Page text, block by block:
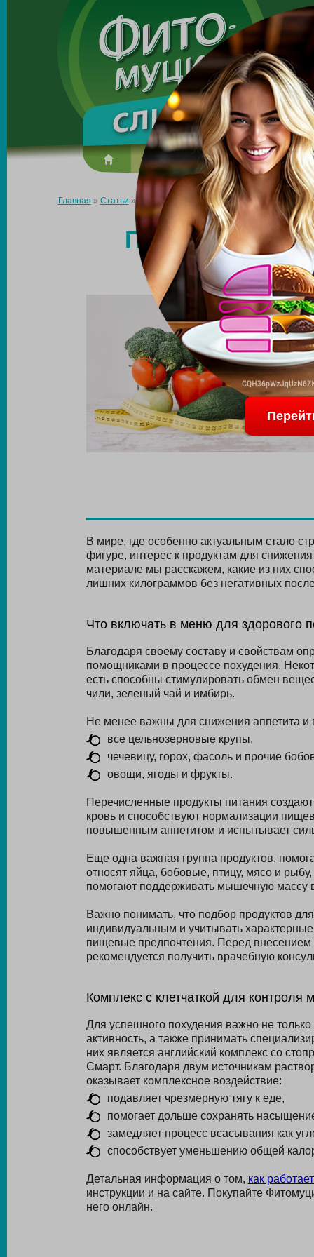
Made in the UK
О препарате Усиль эффект
Главная » Статьи »Продукты для снижения веса и аппетита
ПРОДУКТЫ
В мире, где особенно актуальным стало
фигуре, интерес к продуктам для
материале мы расскажем, какие из них
лишних килограммов без негативных
Что включать в меню для здорового
Благодаря своему составу и свойствам
помощниками в процессе похудения.
есть способны стимулировать обмен
чили, зеленый чай и имбирь.
Не менее важны для снижения аппетита и
все цельнозерновые крупы,
чечевицу, горох, фасоль и прочие
овощи, ягоды и фрукты.
Перечисленные продукты питания
кровь и способствуют нормализации
повышенным аппетитом и испытывает
Еще одна важная группа продуктов,
относят яйца, бобовые, птицу, мясо и
помогают поддерживать мышечную массу
Важно понимать, что подбор продуктов
индивидуальным и учитывать
пищевые предпочтения. Перед внесением
рекомендуется получить врачебную
Комплекс с клетчаткой для контроля
Для успешного похудения важно не
активность, а также принимать
них является английский комплекс со
Смарт. Благодаря двум источникам
оказывает комплексное воздействие:
подавляет чрезмерную тягу к еде,
помогает дольше сохранять
замедляет процесс всасывания как
способствует уменьшению общей
Детальная информация о том, как
инструкции и на сайте. Покупайте
него онлайн.